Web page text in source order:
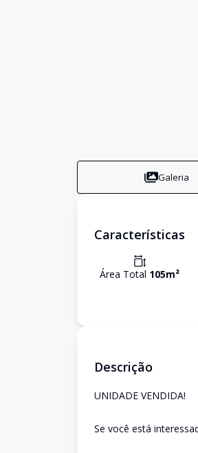
Galeria
Características
Área Total 105m²
Descrição
UNIDADE VENDIDA!
Se você está